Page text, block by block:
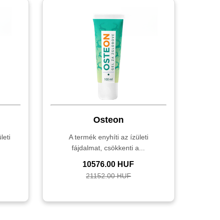
Osteon
A termék enyhíti az ízületi
fájdalmat, csökkenti a...
10576.00 HUF
21152.00 HUF